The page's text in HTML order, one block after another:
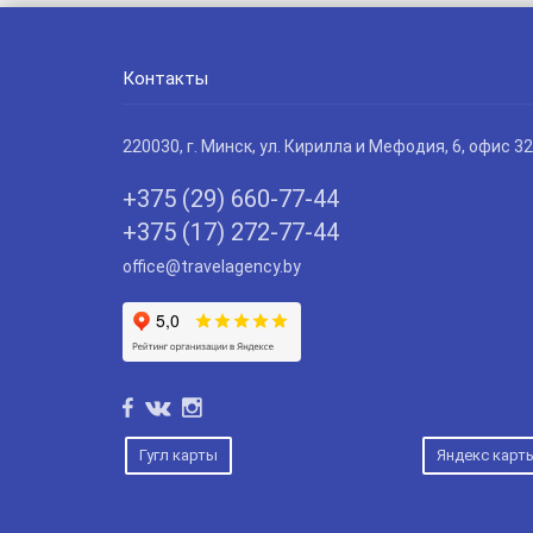
Контакты
220030, г. Минск, ул. Кирилла и Мефодия, 6, офис 32
+375 (29) 660-77-44
+375 (17) 272-77-44
office@travelagency.by
Гугл карты Яндекс